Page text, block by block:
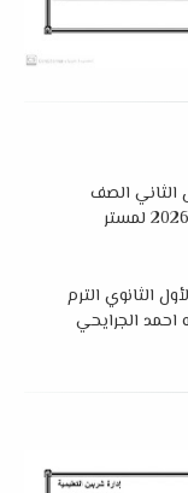
الثاني الصف
الأول الثانوي الترم الثاني 2026 لمستر
الثانوي الترم